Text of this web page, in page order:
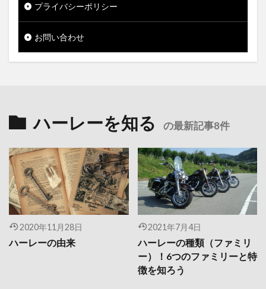
プライバシーポリシー
お問い合わせ
ハーレーを知る の最新記事8件
2020年11月28日
ハーレーの由来
2021年7月4日
ハーレーの種類（ファミリ
ー）！6つのファミリーと特
徴を知ろう